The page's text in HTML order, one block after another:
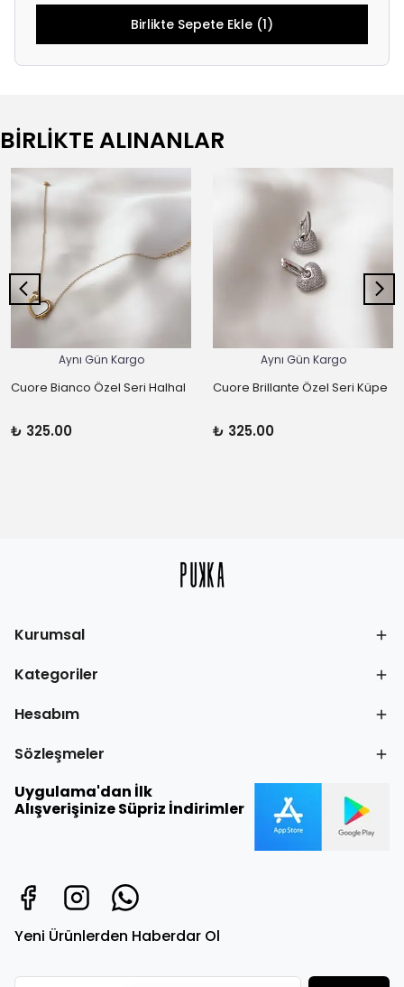
Birlikte Sepete Ekle (1)
BİRLİKTE ALINANLAR
Aynı Gün Kargo
Cuore Bianco Özel Seri Halhal
₺ 325.00
Aynı Gün Kargo
Cuore Brillante Özel Seri Küpe
₺ 325.00
Kurumsal
Kategoriler
Hesabım
Sözleşmeler
Uygulama'dan İlk
Alışverişinize Süpriz İndirimler
Yeni Ürünlerden Haberdar Ol